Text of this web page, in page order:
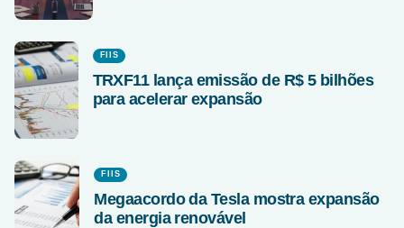
FIIS
TRXF11 lança emissão de R$ 5 bilhões
para acelerar expansão
FIIS
Megaacordo da Tesla mostra expansão
da energia renovável